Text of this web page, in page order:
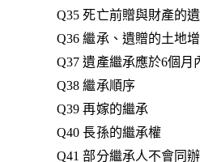
Q35 死亡前贈與財產的
Q36 繼承、遺贈的土地
Q37 遺產繼承應於6個月
Q38 繼承順序
Q39 再嫁的繼承
Q40 長孫的繼承權
Q41 部分繼承人不會同